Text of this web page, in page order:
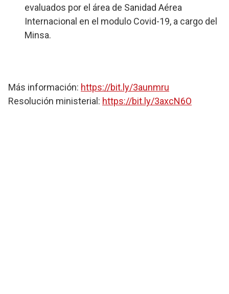
evaluados por el área de Sanidad Aérea
Internacional en el modulo Covid-19, a cargo del
Minsa.
Más información: https://bit.ly/3aunmru
Resolución ministerial: https://bit.ly/3axcN6O